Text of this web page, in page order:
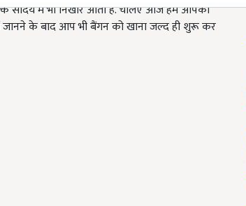
सौंदर्य में भी निखार आता है. चलिए आज हम आपको
के बाद आप भी बैंगन को खाना जल्द ही शुरू कर